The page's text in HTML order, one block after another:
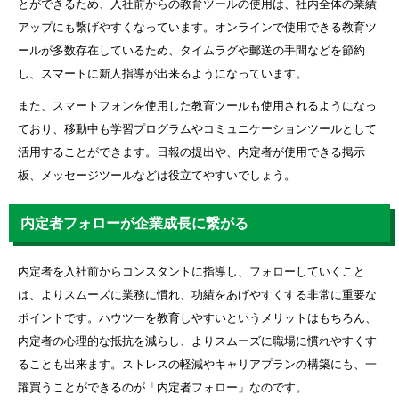
とができるため、入社前からの教育ツールの使用は、社内全体の業績
アップにも繋げやすくなっています。オンラインで使用できる教育ツ
ールが多数存在しているため、タイムラグや郵送の手間などを節約
し、スマートに新人指導が出来るようになっています。
また、スマートフォンを使用した教育ツールも使用されるようになっ
ており、移動中も学習プログラムやコミュニケーションツールとして
活用することができます。日報の提出や、内定者が使用できる掲示
板、メッセージツールなどは役立てやすいでしょう。
内定者フォローが企業成長に繋がる
内定者を入社前からコンスタントに指導し、フォローしていくこと
は、よりスムーズに業務に慣れ、功績をあげやすくする非常に重要な
ポイントです。ハウツーを教育しやすいというメリットはもちろん、
内定者の心理的な抵抗を減らし、よりスムーズに職場に慣れやすくす
ることも出来ます。ストレスの軽減やキャリアプランの構築にも、一
躍買うことができるのが「内定者フォロー」なのです。